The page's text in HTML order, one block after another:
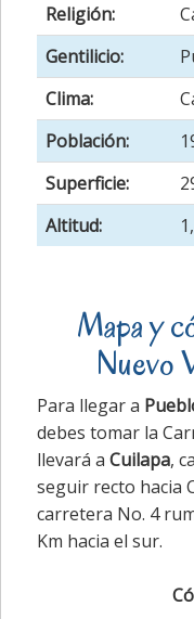
Religión:
Gentilicio:
Clima:
Población:
Superficie:
Altitud:
Mapa y
Nuevo
Para llegar a
debes tomar la
llevará a Cuilapa,
seguir recto hacia
carretera No. 4
Km hacia el sur.